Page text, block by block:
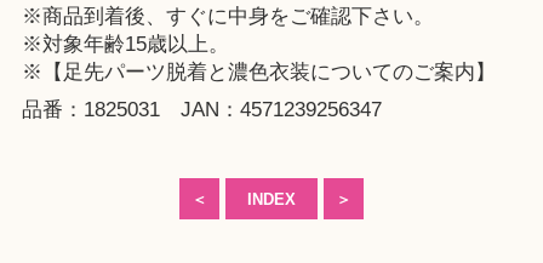
※商品到着後、すぐに中身をご確認下さい。
※対象年齢15歳以上。
※【足先パーツ脱着と濃色衣装についてのご案内】
品番：1825031 JAN：4571239256347
＜ INDEX ＞